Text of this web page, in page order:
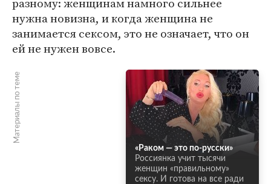
нужна новизна, и когда женщина не
занимается сексом, это не означает, что он
ей не нужен вовсе.
Материалы по теме
«Раком — это по-русски»
Россиянка учит тысячи
женщин «правильному»
сексу. И готова на все ради